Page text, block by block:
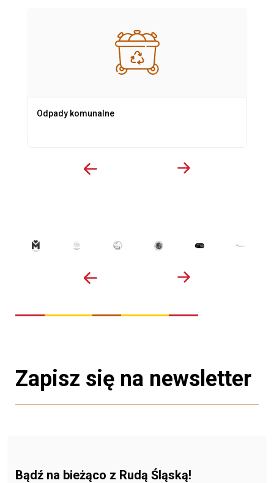
Odpady komunalne
Zapisz się na newsletter
Bądź na bieżąco z Rudą Śląską!